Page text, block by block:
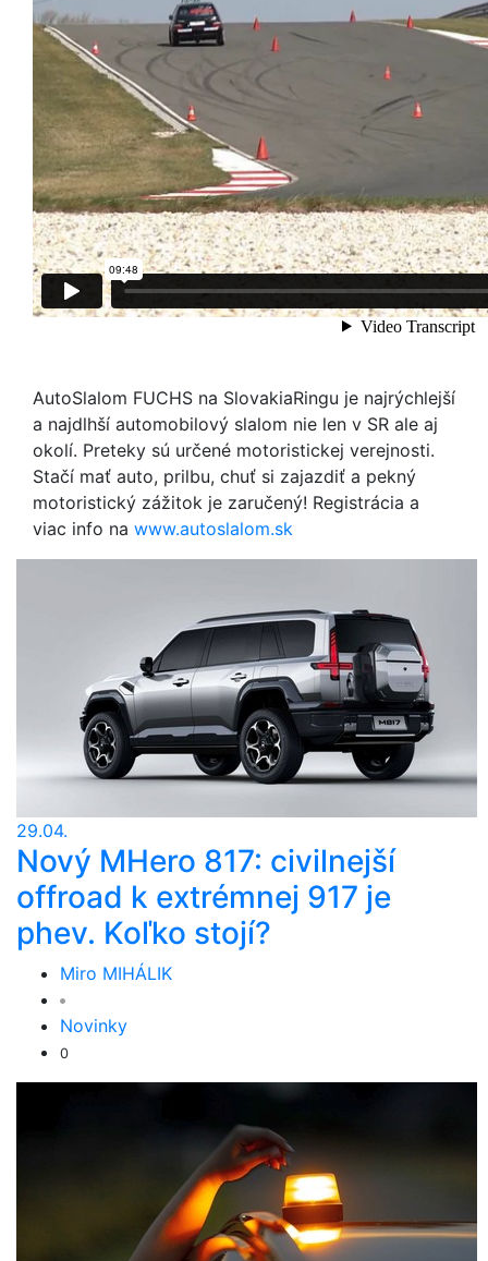
AutoSlalom FUCHS na SlovakiaRingu je najrýchlejší
a najdlhší automobilový slalom nie len v SR ale aj
okolí. Preteky sú určené motoristickej verejnosti.
Stačí mať auto, prilbu, chuť si zajazdiť a pekný
motoristický zážitok je zaručený! Registrácia a
viac info na www.autoslalom.sk
29.04.
Nový MHero 817: civilnejší
offroad k extrémnej 917 je
phev. Koľko stojí?
Miro MIHÁLIK
Novinky
0